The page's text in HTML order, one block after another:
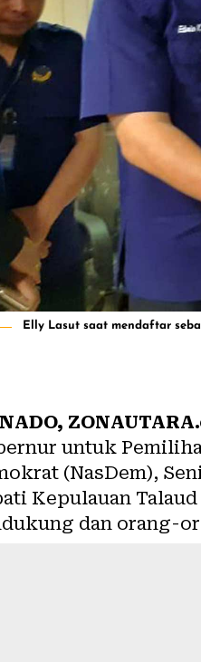
Elly Lasut saat mendaftar
untuk
(NasDem),
Kepulauan
dan orang-